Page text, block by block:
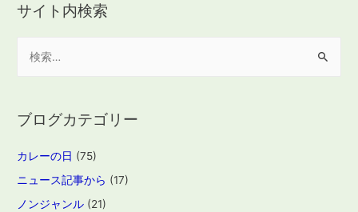
サイト内検索
ブログカテゴリー
カレーの日 (75)
ニュース記事から (17)
ノンジャンル (21)